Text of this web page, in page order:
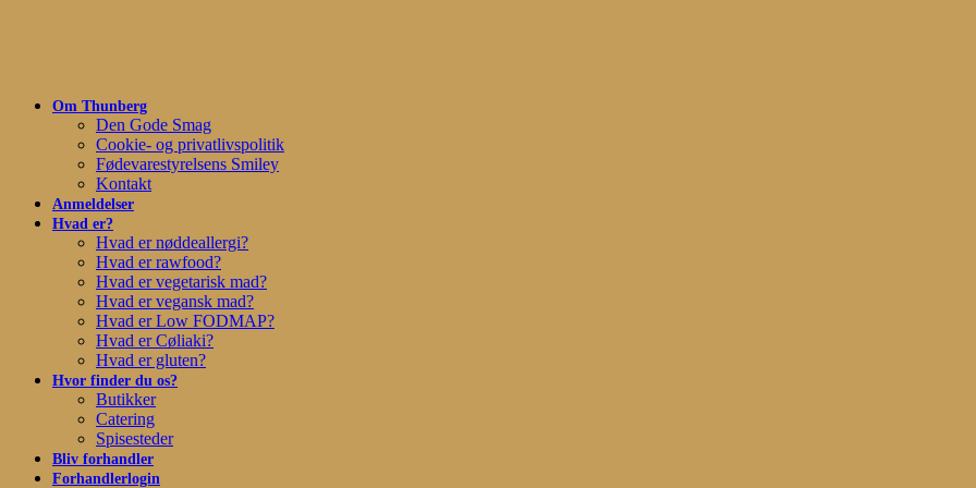
Om Thunberg
Den Gode Smag
Cookie- og privatlivspolitik
Fødevarestyrelsens Smiley
Kontakt
Anmeldelser
Hvad er?
Hvad er nøddeallergi?
Hvad er rawfood?
Hvad er vegetarisk mad?
Hvad er vegansk mad?
Hvad er Low FODMAP?
Hvad er Cøliaki?
Hvad er gluten?
Hvor finder du os?
Butikker
Catering
Spisesteder
Bliv forhandler
Forhandlerlogin